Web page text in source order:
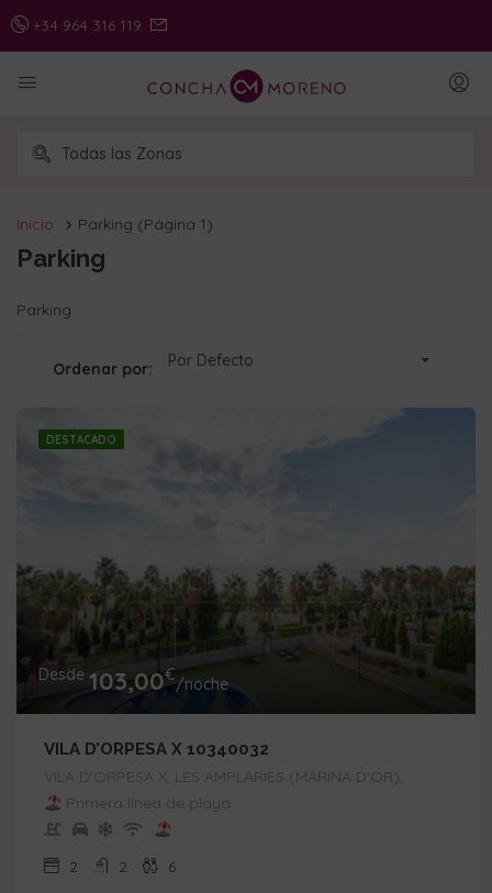
+34 964 316 119
Inicio Parking (Página 1)
Parking
Parking
Ordenar por: Por Defecto
DESTACADO
Desde 103,00€/noche
VILA D’ORPESA X 10340032
VILA D'ORPESA X, LES AMPLARIES (MARINA D'OR),
Primera línea de playa
2 2 6